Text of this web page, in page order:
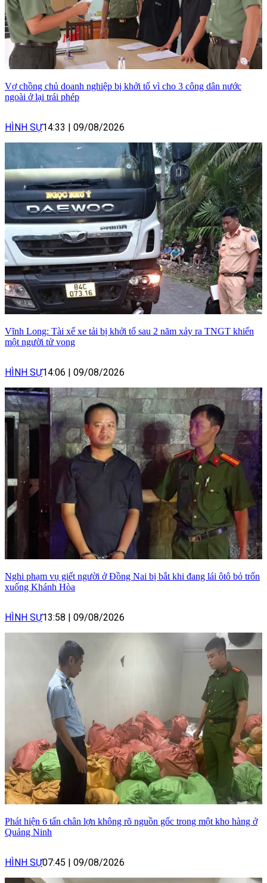
Vợ chồng chủ doanh nghiệp bị khởi tố vì cho 3 công dân nước
ngoài ở lại trái phép
HÌNH SỰ14:33 | 09/08/2026
Vĩnh Long: Tài xế xe tải bị khởi tố sau 2 năm xảy ra TNGT khiến
một người tử vong
HÌNH SỰ14:06 | 09/08/2026
Nghi phạm vụ giết người ở Đồng Nai bị bắt khi đang lái ôtô bỏ trốn
xuống Khánh Hòa
HÌNH SỰ13:58 | 09/08/2026
Phát hiện 6 tấn chân lợn không rõ nguồn gốc trong một kho hàng ở
Quảng Ninh
HÌNH SỰ07:45 | 09/08/2026